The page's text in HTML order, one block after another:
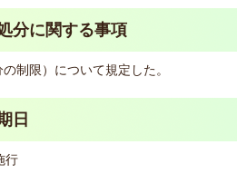
分に関する事項
制限）について規定した。
日
行